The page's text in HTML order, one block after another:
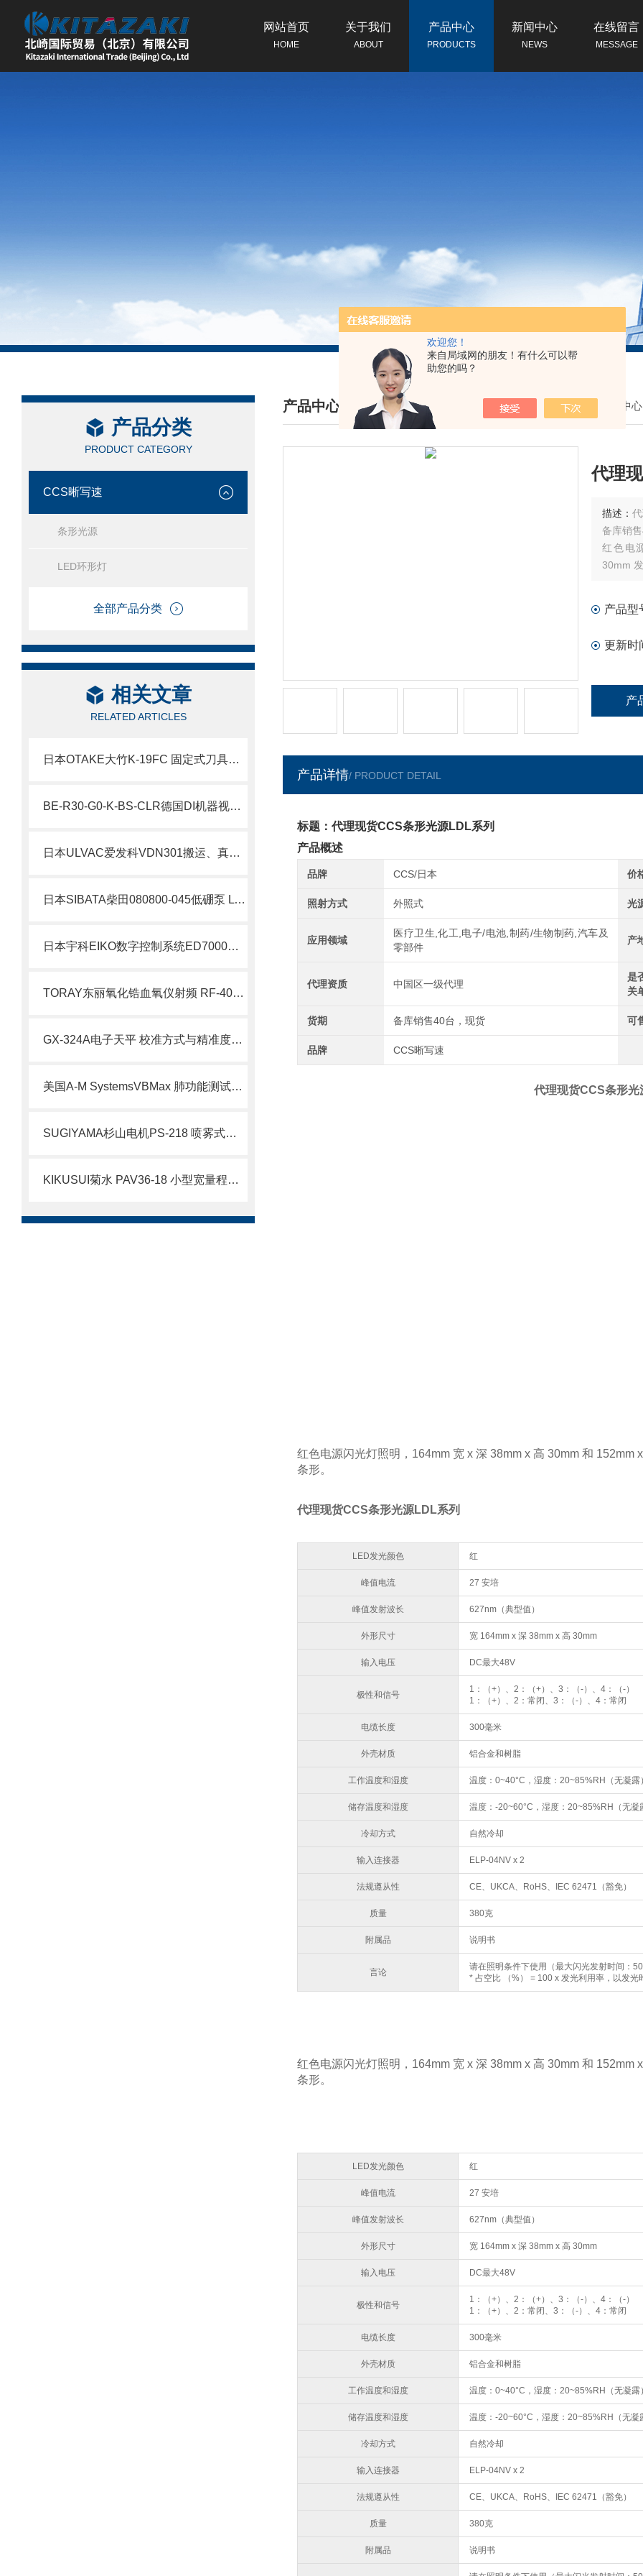
欢迎您！
来自局域网的朋友！有什么可以帮
助您的吗？
网站首页
HOME
关于我们
ABOUT
产品中心
PRODUCTS
新闻中心
NEWS
在线留言
MESSAGE
产品分类
PRODUCT CATEGORY
CCS晰写速
条形光源
LED环形灯
全部产品分类
相关文章
RELATED ARTICLES
日本OTAKE大竹K-19FC 固定式刀具北崎热卖
BE-R30-G0-K-BS-CLR德国DI机器视觉BE-R 环形灯北崎热卖
日本ULVAC爱发科VDN301搬运、真空成形用 油旋片式真空泵
日本SIBATA柴田080800-045低硼泵 LV-40BW北崎热卖
日本宇科EIKO数字控制系统ED7000北崎热卖
TORAY东丽氧化锆血氧仪射频 RF-400-01特点及应用
GX-324A电子天平 校准方式与精准度控制技术说明
美国A-M SystemsVBMax 肺功能测试过滤器北崎热卖
SUGIYAMA杉山电机PS-218 喷雾式涂油装置北崎有售
​KIKUSUI菊水 PAV36-18 小型宽量程直流电源 介绍
产品中心
/ PRODUCTS CENTER
我的位置： 首页 产品中心
代理
描述：
备库销
红色电
30mm 发
产品型
更新时
产
产品详情/ PRODUCT DETAIL
标题：代理现货CCS条形光源LDL系列
产品概述
品牌 CCS/日本 价
照射方式 外照式 光
应用领域
医疗卫生,化工,电子/电池,制药/生物制药,汽车及
零部件
产
代理资质 中国区一级代理
是
关
货期 备库销售40台，现货 可
品牌 CCS晰写速
代理现货CCS条形光
红色电源闪光灯照明，164mm 宽 x 深 38mm x 高 30mm 和 152mm x
条形。
代理现货CCS条形光源LDL系列
LED发光颜色 红
峰值电流 27 安培
峰值发射波长 627nm（典型值）
外形尺寸 宽 164mm x 深 38mm x 高 30mm
输入电压 DC最大48V
极性和信号
1：（+）、2：（+）、3：（-）、4：（-）
1：（+）、2：常闭、3：（-）、4：常闭
电缆长度 300毫米
外壳材质 铝合金和树脂
工作温度和湿度 温度：0~40°C，湿度：20~85%RH（无凝露）
储存温度和湿度 温度：-20~60°C，湿度：20~85%RH（无凝
冷却方式 自然冷却
输入连接器 ELP-04NV x 2
法规遵从性 CE、UKCA、RoHS、IEC 62471（豁免）
质量 380克
附属品 说明书
言论
请在照明条件下使用（最大闪光发射时间：
* 占空比 （%） = 100 x 发光利用率，以发光
红色电源闪光灯照明，164mm 宽 x 深 38mm x 高 30mm 和 152mm x
条形。
LED发光颜色 红
峰值电流 27 安培
峰值发射波长 627nm（典型值）
外形尺寸 宽 164mm x 深 38mm x 高 30mm
输入电压 DC最大48V
极性和信号
1：（+）、2：（+）、3：（-）、4：（-）
1：（+）、2：常闭、3：（-）、4：常闭
电缆长度 300毫米
外壳材质 铝合金和树脂
工作温度和湿度 温度：0~40°C，湿度：20~85%RH（无凝露）
储存温度和湿度 温度：-20~60°C，湿度：20~85%RH（无凝
冷却方式 自然冷却
输入连接器 ELP-04NV x 2
法规遵从性 CE、UKCA、RoHS、IEC 62471（豁免）
质量 380克
附属品 说明书